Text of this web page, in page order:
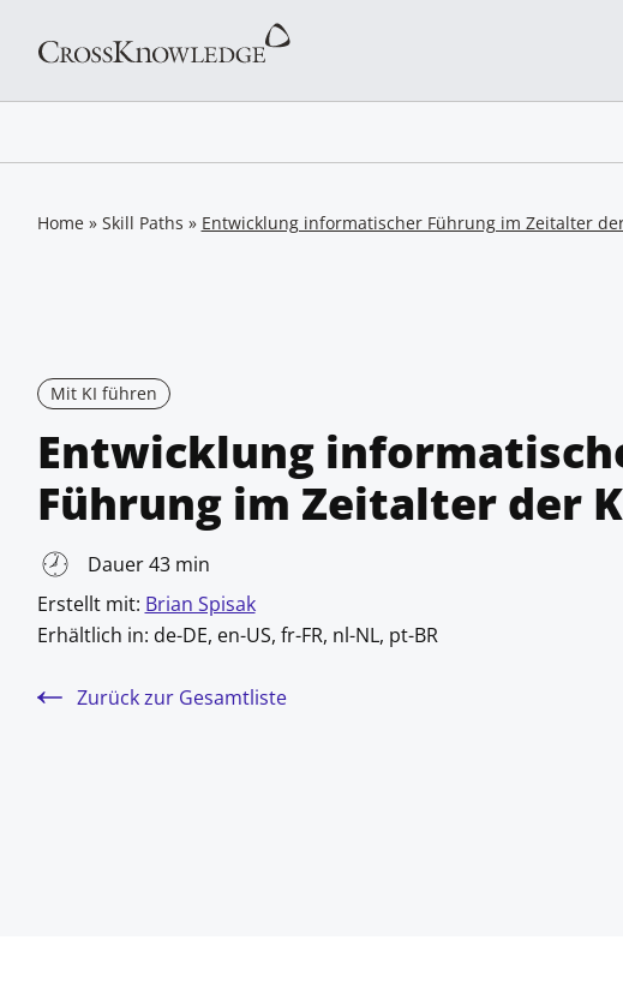
Home» Skill Paths » Entwicklung informatischer Führung im Zeitalter
Mit KI führen
Entwicklung
Führung im Zeitalter der
Dauer 43 min
Erstellt mit: Brian Spisak
Erhältlich in: de-DE, en-US, fr-FR, nl-NL, pt-BR
Zurück zur Gesamtliste